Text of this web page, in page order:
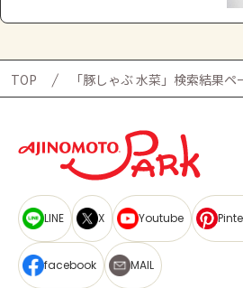
TOP 「豚しゃぶ 水菜」検索結果ペ
LINE X Youtube
facebook MAIL